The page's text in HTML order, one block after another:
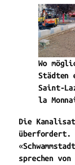
Wo
Saint-
la
Die
überfordert.
sprechen von